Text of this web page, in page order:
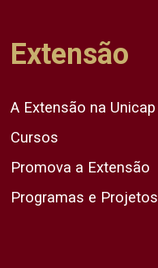
Extensão
A Extensão na Unicap
Cursos
Promova a Extensão
Programas e Projetos